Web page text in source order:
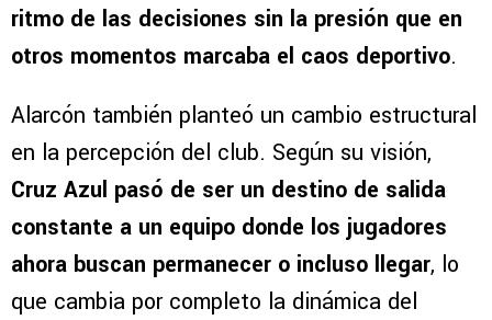
ritmo de las decisiones sin la presión que en
otros momentos marcaba el caos deportivo.
Alarcón también planteó un cambio estructural
en la percepción del club. Según su visión,
Cruz Azul pasó de ser un destino de salida
constante a un equipo donde los jugadores
ahora buscan permanecer o incluso llegar, lo
que cambia por completo la dinámica del